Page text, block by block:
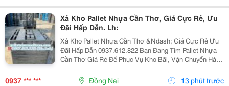
Xả Kho Pallet Nhựa Cần Thơ, Giá Cực Rẻ, Ưu
Đãi Hấp Dẫn. Lh:
Xả Kho Pallet Nhựa Cần Thơ &Ndash; Giá Cực Rẻ Ưu
Đãi Hấp Dẫn 0937.612.822 Bạn Đang Tìm Pallet Nhựa
Cần Thơ Giá Rẻ Để Phục Vụ Kho Bãi, Vận Chuyển Hàng
Hóa Hay Xuất Khẩu? Đây Chính Là Cơ Hội Không Nên
Bỏ Lỡ! ✅ Vì Sao Nên Chọn Pallet Nhựa Xả Kho? ...
0937 *** *** Đồng Nai 13 phút trước